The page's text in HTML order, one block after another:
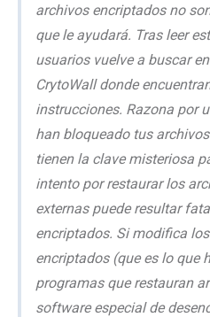
archivos encriptados no
que le ayudará. Tras leer
usuarios vuelve a buscar
CrytoWall donde
instrucciones. Razona por
han bloqueado tus
tienen la clave misteriosa
intento por restaurar los
externas puede resultar
encriptados. Si modifica
encriptados (que es lo que
programas que restauran
software especial de